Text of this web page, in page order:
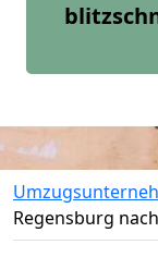
Regensburg